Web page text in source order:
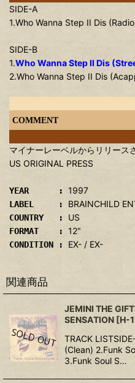
SIDE-A
1.Who Wanna Step II Dis
SIDE-B
1.Who Wanna Step II Dis
2.Who Wanna Step II Dis
COMMENT
マイナーレーベルからリリース
US ORIGINAL PRESS
YEAR : 1997
LABEL : BRAINCHILD
COUNTRY : US
FORMAT : 12"
CONDITION : EX- / EX-
関連商品
JEMINI THE
SENSATION [H-
TRACK
(Clean) 2.Funk
3.Funk Soul S…